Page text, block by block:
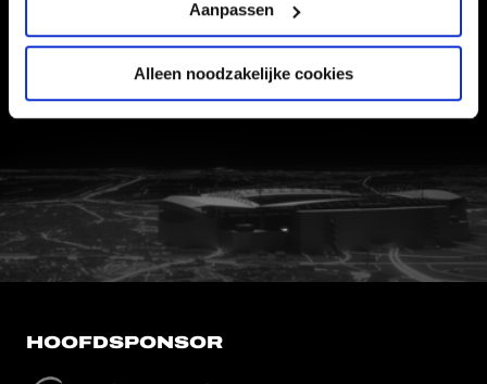
Aanpassen
Alleen noodzakelijke cookies
CONTACT
VERTROUWENSPERSOON
FC Utrecht<br>vanuit<br>het
HOOFDSPONSOR